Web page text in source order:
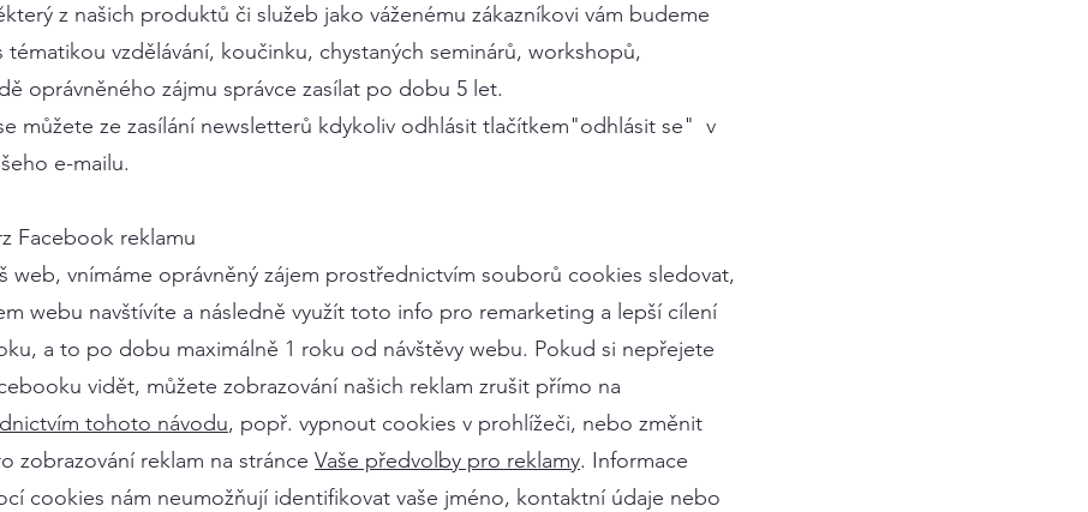
z našich produktů či služeb jako váženému zákazníkovi vám budeme
tématikou vzdělávání, koučinku, chystaných seminárů, workshopů,
oprávněného zájmu správce zasílat po dobu 5 let.
můžete ze zasílání newsletterů kdykoliv odhlásit tlačítkem"odhlásit se" v
e-mailu.
Facebook reklamu
web, vnímáme oprávněný zájem prostřednictvím souborů cookies sledovat,
webu navštívíte a následně využít toto info pro remarketing a lepší cílení
a to po dobu maximálně 1 roku od návštěvy webu. Pokud si nepřejete
vidět, můžete zobrazování našich reklam zrušit přímo na
tohoto návodu, popř. vypnout cookies v prohlížeči, nebo změnit
zobrazování reklam na stránce Vaše předvolby pro reklamy. Informace
cookies nám neumožňují identifikovat vaše jméno, kontaktní údaje nebo